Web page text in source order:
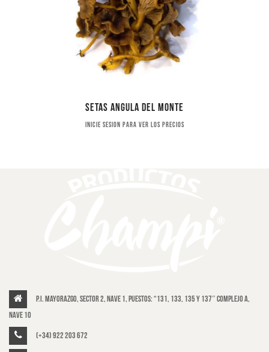
Setas angula del monte
Inicie sesion para ver los precios
P.I. Mayorazgo, Sector 2, Nave 1, puestos: “131, 133, 135 y 137″ Complejo A,
Nave 10
(+34) 922 203 672